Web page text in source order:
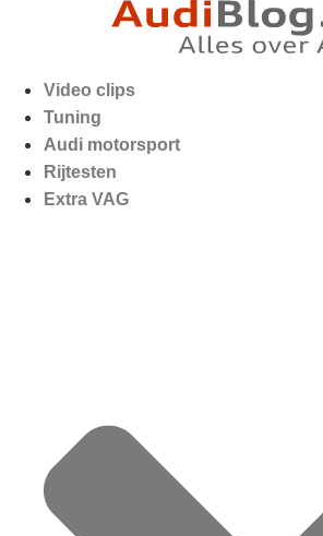
Video clips
Tuning
Audi motorsport
Rijtesten
Extra VAG